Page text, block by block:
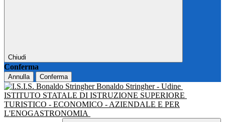
Chiudi
Conferma
Annulla Conferma
Bonaldo Stringher - Udine
ISTITUTO STATALE DI ISTRUZIONE SUPERIORE
TURISTICO - ECONOMICO - AZIENDALE E PER
L'ENOGASTRONOMIA